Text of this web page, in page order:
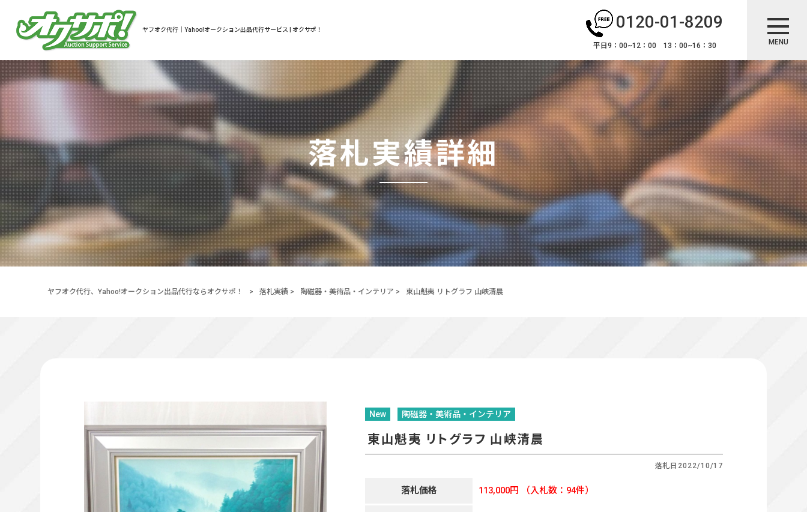
ヤフオク代行｜Yahoo!オークション出品代行サービス | オクサポ！ 0120-01-8209
平日9：00~12：00 13：00~16：30 MENU
落札実績詳細
ヤフオク代行、Yahoo!オークション出品代行ならオクサポ！ > 落札実績 > 陶磁器・美術品・インテリア > 東山魁夷 リトグラフ 山峡清晨
New 陶磁器・美術品・インテリア
東山魁夷 リトグラフ 山峡清晨
落札日 2022/10/17
落札価格 113,000円 （入札数：94件）